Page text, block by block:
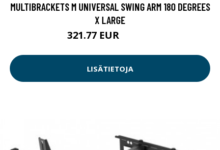
MULTIBRACKETS M UNIVERSAL SWING ARM 180 DEGREES
X LARGE
321.77 EUR
LISÄTIETOJA